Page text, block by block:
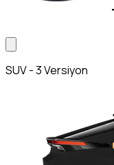
SUV - 3 Versiyon